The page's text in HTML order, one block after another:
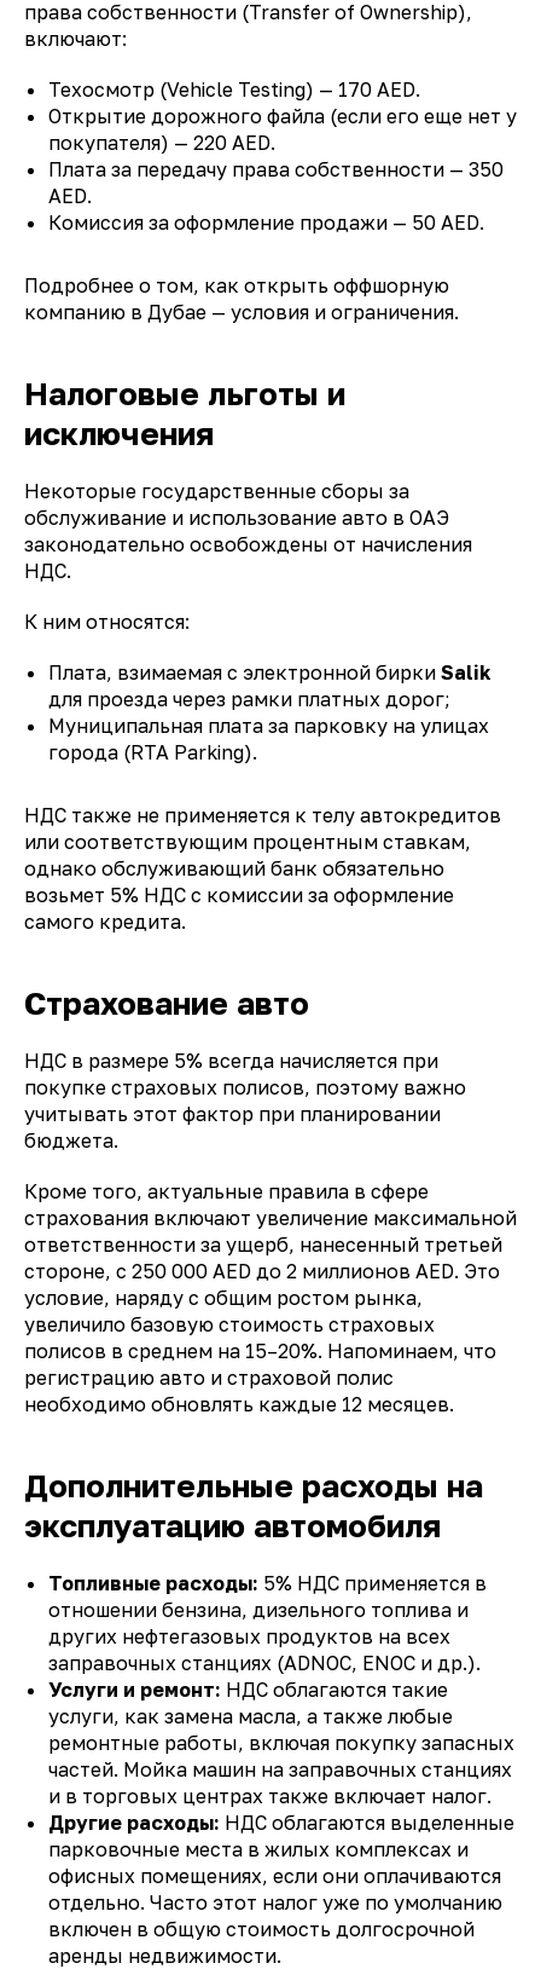
права собственности (Transfer of Ownership),
включают:
Техосмотр (Vehicle Testing) — 170 AED.
Открытие дорожного файла (если его еще нет у
покупателя) — 220 AED.
Плата за передачу права собственности — 350
AED.
Комиссия за оформление продажи — 50 AED.
Подробнее о том, как открыть оффшорную
компанию в Дубае — условия и ограничения.
Налоговые льготы и
исключения
Некоторые государственные сборы за
обслуживание и использование авто в ОАЭ
законодательно освобождены от начисления
НДС.
К ним относятся:
Плата, взимаемая с электронной бирки Salik
для проезда через рамки платных дорог;
Муниципальная плата за парковку на улицах
города (RTA Parking).
НДС также не применяется к телу автокредитов
или соответствующим процентным ставкам,
однако обслуживающий банк обязательно
возьмет 5% НДС с комиссии за оформление
самого кредита.
Страхование авто
НДС в размере 5% всегда начисляется при
покупке страховых полисов, поэтому важно
учитывать этот фактор при планировании
бюджета.
Кроме того, актуальные правила в сфере
страхования включают увеличение максимальной
ответственности за ущерб, нанесенный третьей
стороне, с 250 000 AED до 2 миллионов AED. Это
условие, наряду с общим ростом рынка,
увеличило базовую стоимость страховых
полисов в среднем на 15–20%. Напоминаем, что
регистрацию авто и страховой полис
необходимо обновлять каждые 12 месяцев.
Дополнительные расходы на
эксплуатацию автомобиля
Топливные расходы: 5% НДС применяется в
отношении бензина, дизельного топлива и
других нефтегазовых продуктов на всех
заправочных станциях (ADNOC, ENOC и др.).
Услуги и ремонт: НДС облагаются такие
услуги, как замена масла, а также любые
ремонтные работы, включая покупку запасных
частей. Мойка машин на заправочных станциях
и в торговых центрах также включает налог.
Другие расходы: НДС облагаются выделенные
парковочные места в жилых комплексах и
офисных помещениях, если они оплачиваются
отдельно. Часто этот налог уже по умолчанию
включен в общую стоимость долгосрочной
аренды недвижимости.